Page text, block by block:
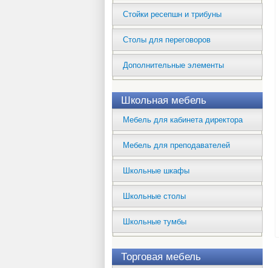
Стойки ресепшн и трибуны
Столы для переговоров
Дополнительные элементы
Школьная мебель
Мебель для кабинета директора
Мебель для преподавателей
Школьные шкафы
Школьные столы
Школьные тумбы
Торговая мебель